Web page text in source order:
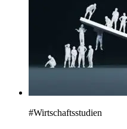
#Wirtschaftsstudien